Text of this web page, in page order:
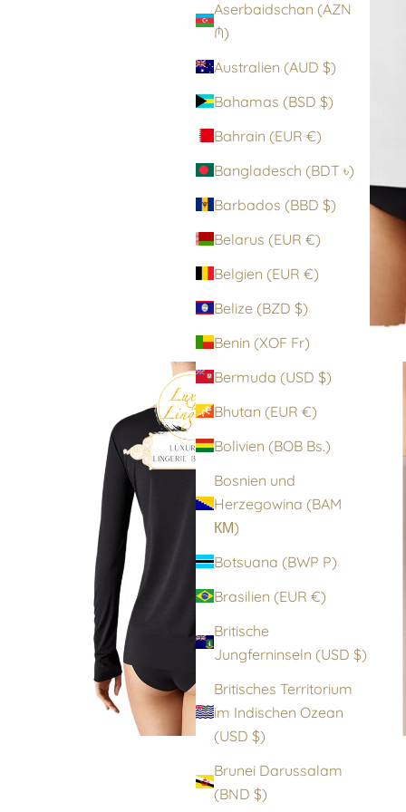
Aserbaidschan (AZN
₼)
Australien (AUD $)
Bahamas (BSD $)
Bahrain (EUR €)
Bangladesch (BDT ৳)
Barbados (BBD $)
Belarus (EUR €)
Belgien (EUR €)
Belize (BZD $)
Benin (XOF Fr)
Bermuda (USD $)
Bhutan (EUR €)
Bolivien (BOB Bs.)
Bosnien und
Herzegowina (BAM
КМ)
Botsuana (BWP P)
Brasilien (EUR €)
Britische
Jungferninseln (USD $)
Britisches Territorium
im Indischen Ozean
(USD $)
Brunei Darussalam
(BND $)